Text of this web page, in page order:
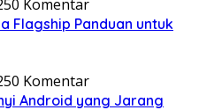
0 Komentar
Flagship Panduan untuk
0 Komentar
Android yang Jarang